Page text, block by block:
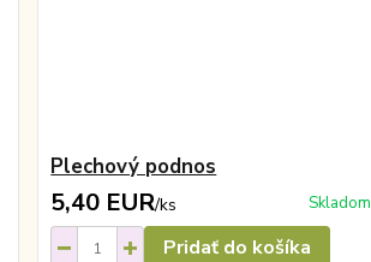
Plechový podnos
5,40 EUR/ks Skladom
Pridať do košíka